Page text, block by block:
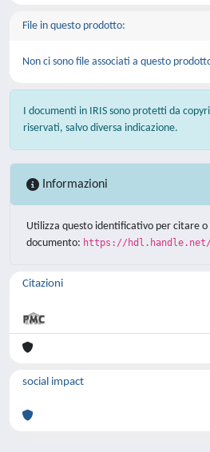
File in questo prodotto:
Non ci sono file associati a questo
I documenti in IRIS sono protetti da
riservati, salvo diversa indicazione.
Informazioni
Utilizza questo identificativo per citare o
documento: https://hdl.handle.net/
Citazioni
social impact